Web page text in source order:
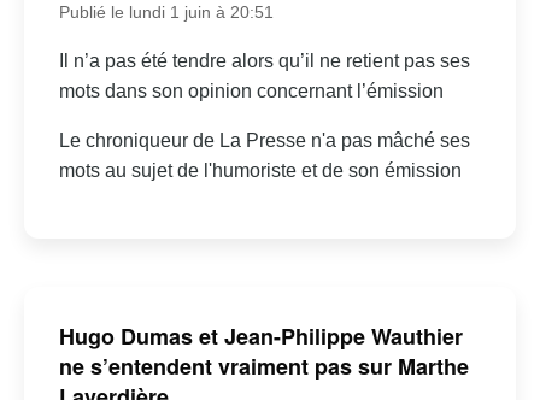
Publié le lundi 1 juin à 20:51
Il n’a pas été tendre alors qu’il ne retient pas ses
mots dans son opinion concernant l’émission
Le chroniqueur de La Presse n'a pas mâché ses
mots au sujet de l'humoriste et de son émission
Hugo Dumas et Jean-Philippe Wauthier
ne s’entendent vraiment pas sur Marthe